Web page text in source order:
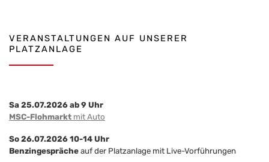
VERANSTALTUNGEN AUF UNSERER
PLATZANLAGE
Sa 25.07.2026 ab 9 Uhr
MSC-Flohmarkt mit Auto
So 26.07.2026 10-14 Uhr
Benzingesprächeauf der Platzanlage mit Live-Vorführungen